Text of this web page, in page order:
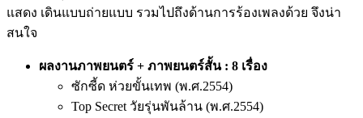
แสดง เดินแบบถ่ายแบบ รวมไปถึงด้านการร้องเพลงด้วย จึงน่า
สนใจ
ผลงานภาพยนตร์ + ภาพยนตร์สั้น : 8 เรื่อง
ซักซี้ด ห่วยขั้นเทพ (พ.ศ.2554)
Top Secret วัยรุ่นพันล้าน (พ.ศ.2554)